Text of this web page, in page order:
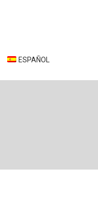
ESPAÑOL